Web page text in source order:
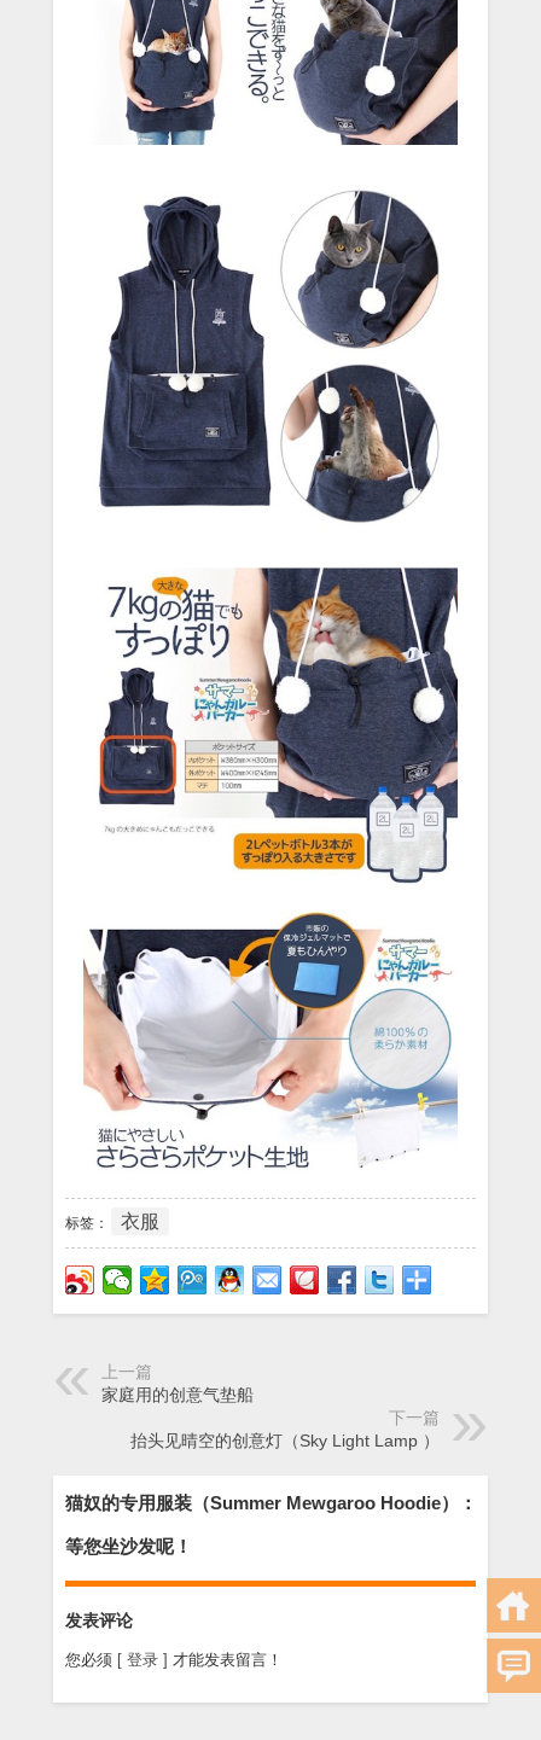
标签： 衣服
上一篇
家庭用的创意气垫船
下一篇
抬头见晴空的创意灯（Sky Light Lamp ）
猫奴的专用服装（Summer Mewgaroo Hoodie）：
等您坐沙发呢！
发表评论
您必须 [ 登录 ] 才能发表留言！